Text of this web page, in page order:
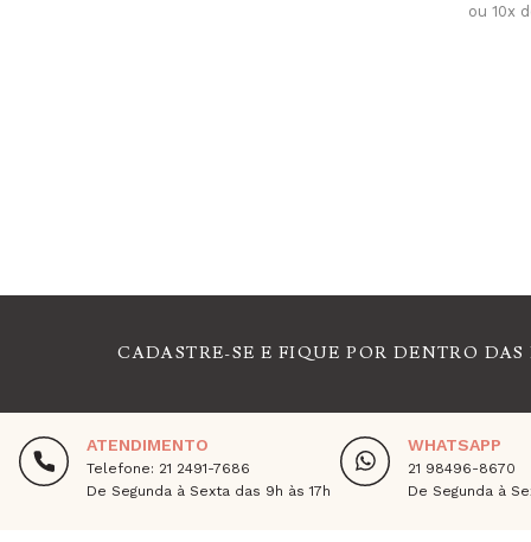
ou 10x
CADASTRE-SE E FIQUE POR DENTRO
ATENDIMENTO
Telefone: 21 2491-7686
De Segunda à Sexta das 9h às 17h
WHATSAPP
21 98496-8670
De Segunda à